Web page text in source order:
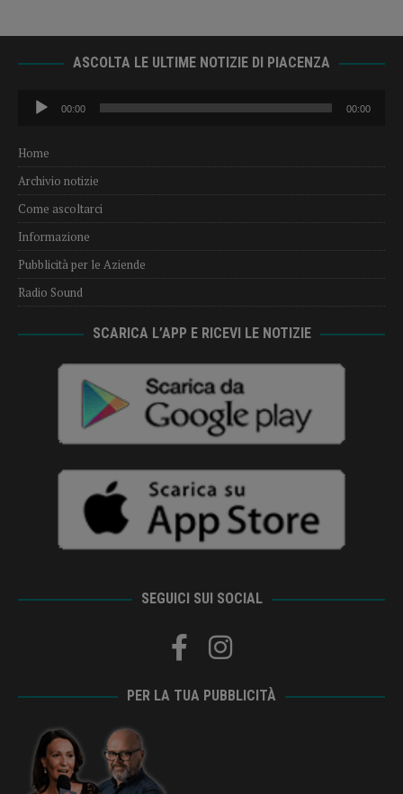
ASCOLTA LE ULTIME NOTIZIE DI PIACENZA
Audio
Player
00:00 00:00
Home
Archivio notizie
Come ascoltarci
Informazione
Pubblicità per le Aziende
Radio Sound
SCARICA L’APP E RICEVI LE NOTIZIE
SEGUICI SUI SOCIAL
PER LA TUA PUBBLICITÀ